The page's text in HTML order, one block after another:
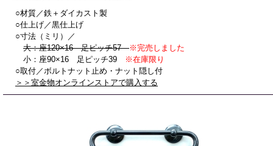
○材質／鉄＋ダイカスト製
○仕上げ／黒仕上げ
○寸法（ミリ）／
大：座120×16 足ピッチ57※完売しました
小：座90×16 足ピッチ39
※在庫限り
○取付／ボルトナット止め・ナット隠し付
＞＞室金物オンラインストアで購入する